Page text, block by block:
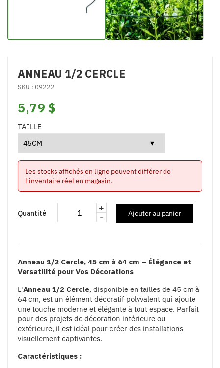
ANNEAU 1/2 CERCLE
SKU : 09222
5,79 $
TAILLE
Les stocks affichés en ligne peuvent différer de
l’inventaire réel en magasin.
Quantité
+
-
Ajouter au panier
Anneau 1/2 Cercle, 45 cm à 64 cm – Élégance et
Versatilité pour Vos Décorations
L'Anneau 1/2 Cercle, disponible en tailles de 45 cm à
64 cm, est un élément décoratif polyvalent qui ajoute
une touche moderne et élégante à tout espace. Parfait
pour des projets de décoration intérieure ou
extérieure, il est idéal pour créer des installations
visuellement captivantes.
Caractéristiques :